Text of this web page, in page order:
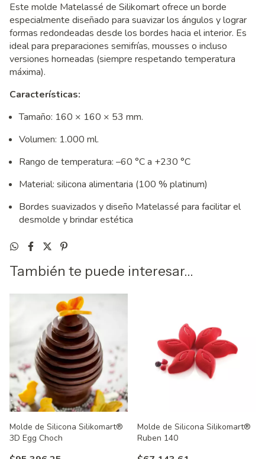
Este molde Matelassé de Silikomart ofrece un borde
especialmente diseñado para suavizar los ángulos y lograr
formas redondeadas desde los bordes hacia el interior. Es
ideal para preparaciones semifrías, mousses o incluso
versiones horneadas (siempre respetando temperatura
máxima).
Características:
Tamaño: 160 × 160 × 53 mm.
Volumen: 1.000 ml.
Rango de temperatura: –60 °C a +230 °C
Material: silicona alimentaria (100 % platinum)
Bordes suavizados y diseño Matelassé para facilitar el
desmolde y brindar estética
También te puede interesar...
Molde de Silicona Silikomart®
3D Egg Choch
Molde de Silicona Silikomart®
Ruben 140